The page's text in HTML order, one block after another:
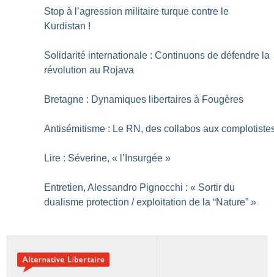
Stop à l’agression militaire turque contre le
Kurdistan !
Solidarité internationale : Continuons de défendre la
révolution au Rojava
Bretagne : Dynamiques libertaires à Fougères
Antisémitisme : Le RN, des collabos aux
Lire : Séverine, « l’Insurgée »
Entretien, Alessandro Pignocchi : « Sortir du
dualisme protection / exploitation de la “Nature” »